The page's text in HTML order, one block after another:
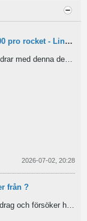
- Lina för kort?
Tillhör begåvningsreserven sen ngr år , bidrar med denna devis.
2026-07-02, 20:28
från ?
Hej jag är ny här och har en hel del fiske drag och försöker hitta information från vart dom kommer...